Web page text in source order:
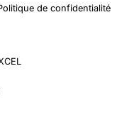
de confidentialité